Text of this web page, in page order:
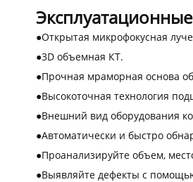
●Открытая микрофокусная
●3D объемная КТ.
●Прочная мраморная основа
●Высокоточная технология
●Внешний вид оборудования
●Автоматически и быстро
●Проанализируйте объем,
●Выявляйте дефекты с